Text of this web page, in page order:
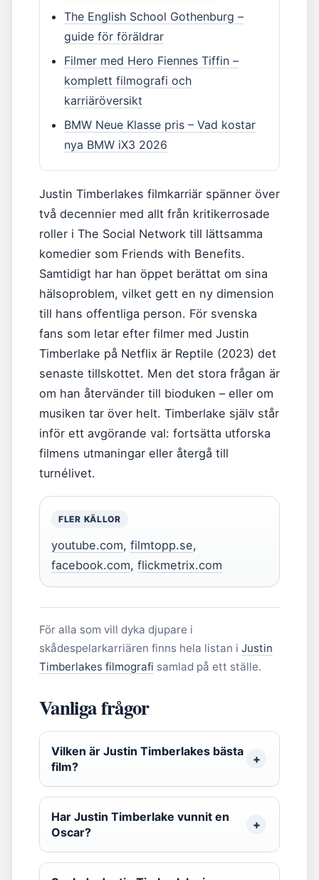
The English School Gothenburg –
guide för föräldrar
Filmer med Hero Fiennes Tiffin –
komplett filmografi och
karriäröversikt
BMW Neue Klasse pris – Vad kostar
nya BMW iX3 2026
Justin Timberlakes filmkarriär spänner över
två decennier med allt från kritikerrosade
roller i The Social Network till lättsamma
komedier som Friends with Benefits.
Samtidigt har han öppet berättat om sina
hälsoproblem, vilket gett en ny dimension
till hans offentliga person. För svenska
fans som letar efter filmer med Justin
Timberlake på Netflix är Reptile (2023) det
senaste tillskottet. Men det stora frågan är
om han återvänder till bioduken – eller om
musiken tar över helt. Timberlake själv står
inför ett avgörande val: fortsätta utforska
filmens utmaningar eller återgå till
turnélivet.
FLER KÄLLOR
youtube.com, filmtopp.se,
facebook.com, flickmetrix.com
För alla som vill dyka djupare i
skådespelarkarriären finns hela listan i Justin
Timberlakes filmografi samlad på ett ställe.
Vanliga frågor
Vilken är Justin Timberlakes bästa
film?
Har Justin Timberlake vunnit en
Oscar?